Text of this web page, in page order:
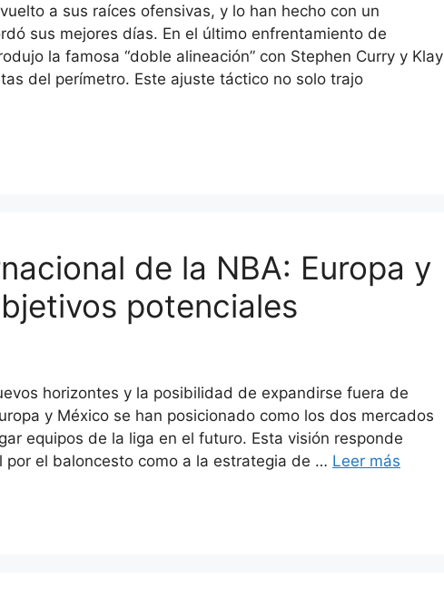
a sus raíces ofensivas, y lo han hecho con un
sus mejores días. En el último enfrentamiento de
la famosa “doble alineación” con Stephen Curry y Klay
del perímetro. Este ajuste táctico no solo trajo
de la NBA: Europa y
potenciales
horizontes y la posibilidad de expandirse fuera de
y México se han posicionado como los dos mercados
equipos de la liga en el futuro. Esta visión responde
el baloncesto como a la estrategia de … Leer más